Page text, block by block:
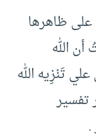
ظاهرها
أن الله
تَنْزِيه الله
تفسير